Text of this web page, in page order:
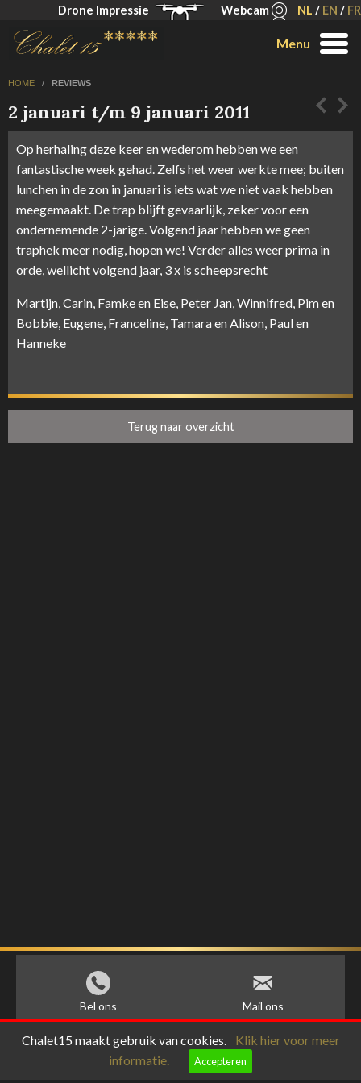
Drone Impressie Webcam NL / EN / FR
Menu
HOME / REVIEWS
2 januari t/m 9 januari 2011
Op herhaling deze keer en wederom hebben we een
fantastische week gehad. Zelfs het weer werkte mee; buiten
lunchen in de zon in januari is iets wat we niet vaak hebben
meegemaakt. De trap blijft gevaarlijk, zeker voor een
ondernemende 2-jarige. Volgend jaar hebben we geen
traphek meer nodig, hopen we! Verder alles weer prima in
orde, wellicht volgend jaar, 3 x is scheepsrecht
Martijn, Carin, Famke en Eise, Peter Jan, Winnifred, Pim en
Bobbie, Eugene, Franceline, Tamara en Alison, Paul en
Hanneke
Terug naar overzicht
Bel ons Mail ons
Chalet15 maakt gebruik van cookies.
Klik hier voor meer
informatie.
Accepteren